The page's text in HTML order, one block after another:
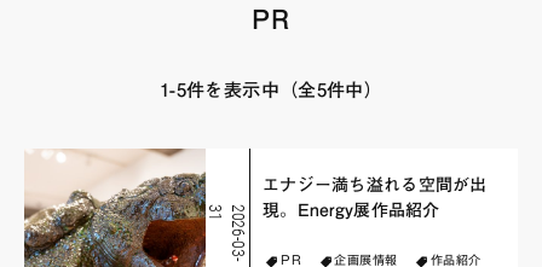
PR
1-5件を表示中（全5件中）
2
0
2
6
-
0
3
-
3
1
エナジー満ち溢れる空間が出
現。Energy展作品紹介
PR 企画展情報 作品紹介